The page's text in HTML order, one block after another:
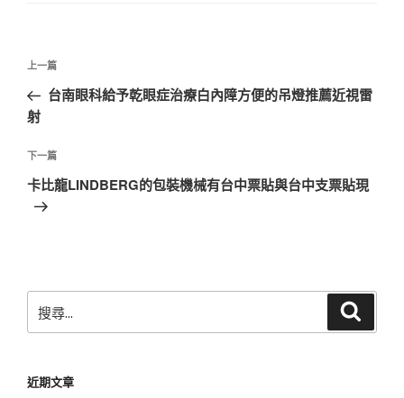
文
導
覽
上
一
篇
章
上一篇
台南眼科給予乾眼症治療白內障方便的吊燈推薦近視雷
射
下
一
篇
下一篇
卡比龍LINDBERG的包裝機械有台中票貼與台中支票貼現
尋
字:
近期文章